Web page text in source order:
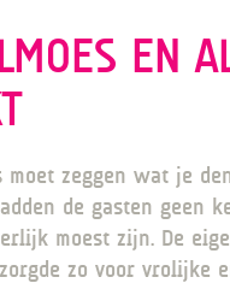
EN
moet zeggen wat je
de gasten geen
moest zijn. De
zo voor vrolijke